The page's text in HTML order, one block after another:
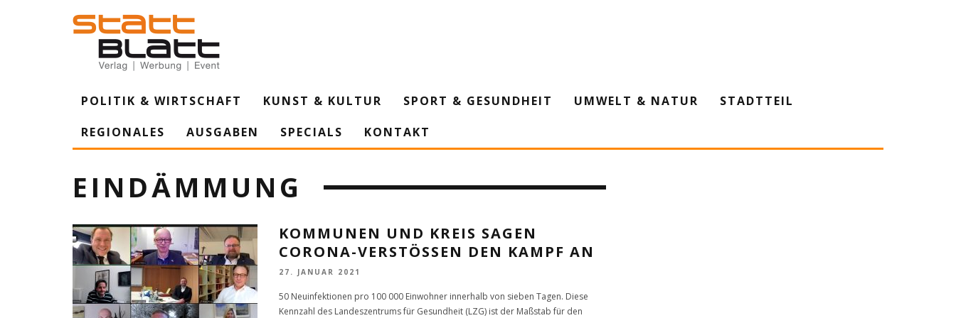
POLITIK & WIRTSCHAFT KUNST & KULTUR SPORT & GESUNDHEIT UMWELT & NATUR
STADTTEIL
REGIONALES
AUSGABEN SPECIALS KONTAKT
EINDÄMMUNG
KOMMUNEN UND KREIS SAGEN
CORONA-VERSTÖSSEN DEN KAMPF AN
27. JANUAR 2021
50 Neuinfektionen pro 100 000 Einwohner innerhalb von sieben Tagen. Diese
Kennzahl des Landeszentrums für Gesundheit (LZG) ist der Maßstab für den